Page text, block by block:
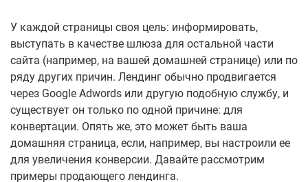
У каждой страницы своя цель: информировать,
выступать в качестве шлюза для остальной части
сайта (например, на вашей домашней странице) или по
ряду других причин. Лендинг обычно продвигается
через Google Adwords или другую подобную службу, и
существует он только по одной причине: для
конвертации. Опять же, это может быть ваша
домашняя страница, если, например, вы настроили ее
для увеличения конверсии. Давайте рассмотрим
примеры продающего лендинга.